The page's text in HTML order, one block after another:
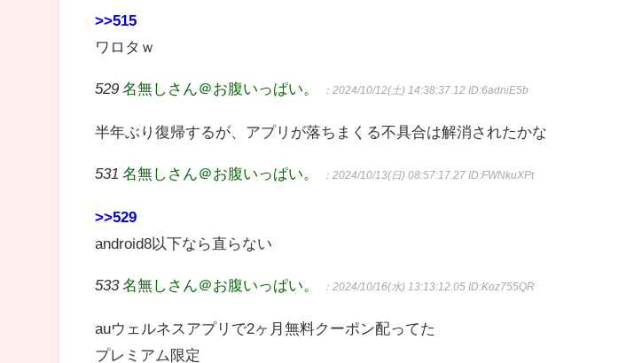
>>515
ワロタｗ
529 名無しさん＠お腹いっぱい。 ：2024/10/12(土) 14:38:37.12ID:6adniE5b
半年ぶり復帰するが、アプリが落ちまくる不具合は解消されたかな
531 名無しさん＠お腹いっぱい。 ：2024/10/13(日) 08:57:17.27ID:FWNkuXPt
>>529
android8以下なら直らない
533 名無しさん＠お腹いっぱい。 ：2024/10/16(水) 13:13:12.05ID:Koz755QR
auウェルネスアプリで2ヶ月無料クーポン配ってた
プレミアム限定